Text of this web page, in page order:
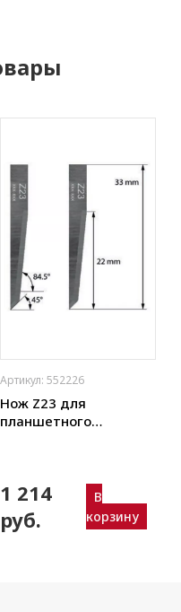
Артикул: 552226
Нож Z23 для
планшетного
JingWei и пр.)
1 214
руб.
В
корзину